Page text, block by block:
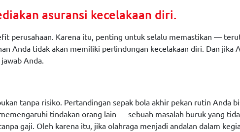
asuransi kecelakaan diri.
perusahaan. Karena itu, penting untuk selalu memastikan —
Anda tidak akan memiliki perlindungan kecelakaan diri. Dan jika
Anda.
tanpa risiko. Pertandingan sepak bola akhir pekan rutin Anda
tindakan orang lain — sebuah masalah buruk yang
gaji. Oleh karena itu, jika olahraga menjadi andalan dalam